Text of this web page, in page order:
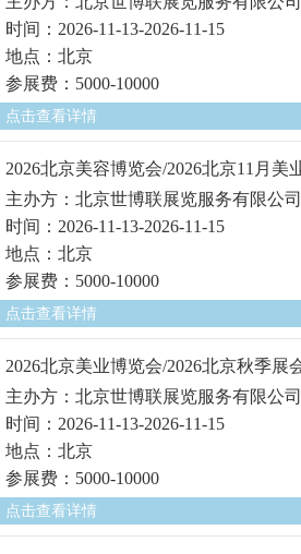
时间：2026-11-13-2026-11-15
地点：北京
参展费：5000-10000
点击查看详情
2026北京美容博览会/2026北京11月美
主办方：北京世博联展览服务有限公司
时间：2026-11-13-2026-11-15
地点：北京
参展费：5000-10000
点击查看详情
2026北京美业博览会/2026北京秋季展
主办方：北京世博联展览服务有限公司
时间：2026-11-13-2026-11-15
地点：北京
参展费：5000-10000
点击查看详情